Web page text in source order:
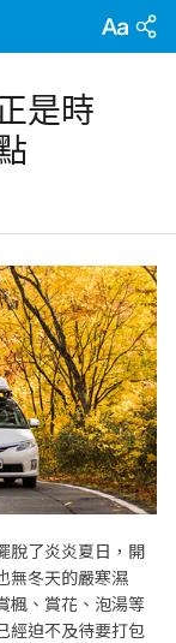
是時
脫了炎炎夏日，開
無冬天的嚴寒濕
楓、賞花、泡湯等
經迫不及待要打包